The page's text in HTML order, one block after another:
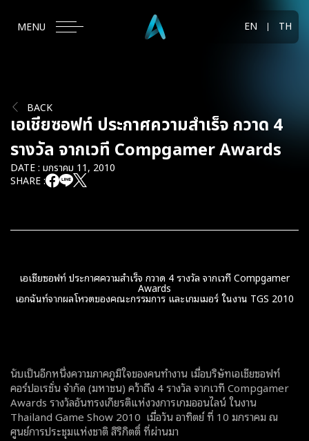
MENU EN TH
BACK
เอเชียซอฟท์ ประกาศความสำเร็จ กวาด 4
รางวัล จากเวที Compgamer Awards
DATE : มกราคม 11, 2010
SHARE :
เอเชียซอฟท์ ประกาศความสำเร็จ กวาด 4 รางวัล จากเวที Compgamer
Awards
เอกฉันท์จากผลโหวตของคณะกรรมการ และเกมเมอร์ ในงาน TGS 2010
นับเป็นอีกหนึ่งความภาคภูมิใจของคนทำงาน เมื่อบริษัทเอเชียซอฟท์
คอร์ปอเรชั่น จำกัด (มหาชน) คว้าถึง 4 รางวัล จากเวที Compgamer
Awards รางวัลอันทรงเกียรติแห่งวงการเกมออนไลน์ ในงาน
Thailand Game Show 2010 เมื่อวัน อาทิตย์ ที่ 10 มกราคม ณ
ศูนย์การประชุมแห่งชาติ สิริกิตติ์ ที่ผ่านมา